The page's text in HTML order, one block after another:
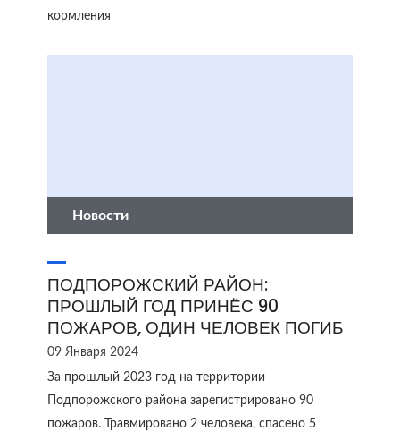
кормления
Новости
ПОДПОРОЖСКИЙ РАЙОН:
ПРОШЛЫЙ ГОД ПРИНЁС 90
ПОЖАРОВ, ОДИН ЧЕЛОВЕК ПОГИБ
09 Января 2024
За прошлый 2023 год на территории
Подпорожского района зарегистрировано 90
пожаров. Травмировано 2 человека, спасено 5